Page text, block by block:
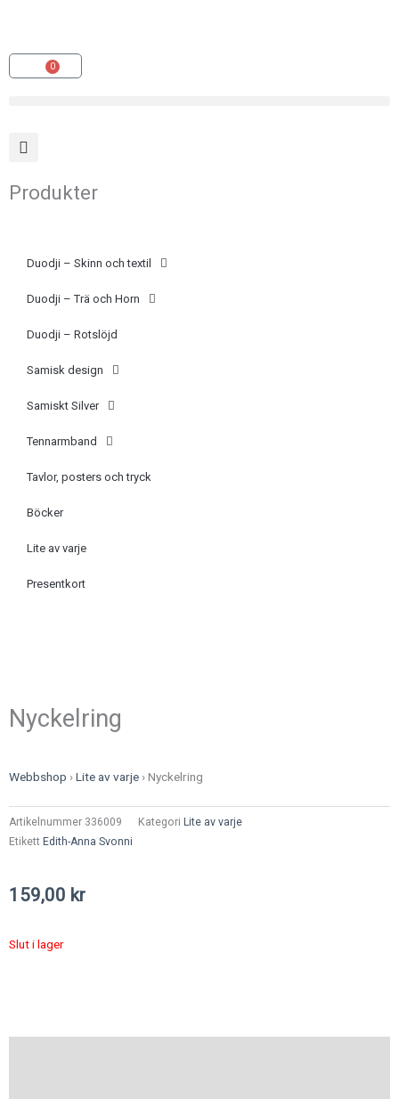
innehåll
0
Varukorg
Produkter
Duodji – Skinn och textil
Duodji – Trä och Horn
Duodji – Rotslöjd
Samisk design
Samiskt Silver
Tennarmband
Tavlor, posters och tryck
Böcker
Lite av varje
Presentkort
Nyckelring
Webbshop ›Lite av varje ›Nyckelring
Artikelnummer 336009 Kategori Lite av varje
Etikett Edith-Anna Svonni
159,00 kr
Slut i lager